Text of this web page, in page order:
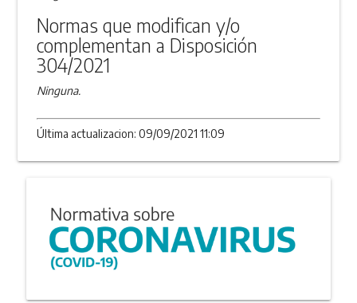
Normas que modifican y/o
complementan a Disposición
304/2021
Ninguna.
Última actualizacion: 09/09/2021 11:09